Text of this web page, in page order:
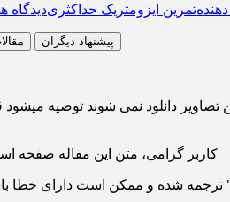
تمرین ایزومتریک حداکثریدیدگاه
پیشنهاد دیگران
دانلود نمی شوند توصیه میشود
کاربر گرامی، متن این مقاله صفحه
شده و ممکن است دارای خطا